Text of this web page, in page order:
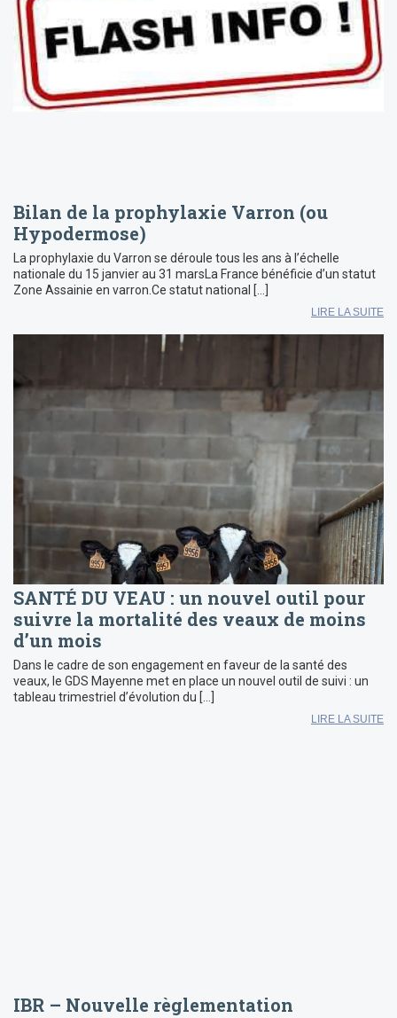
Bilan de la prophylaxie Varron (ou
Hypodermose)
La prophylaxie du Varron se déroule tous les ans à l’échelle
nationale du 15 janvier au 31 marsLa France bénéficie d’un statut
Zone Assainie en varron.Ce statut national […]
LIRE LA SUITE
SANTÉ DU VEAU : un nouvel outil pour
suivre la mortalité des veaux de moins
d’un mois
Dans le cadre de son engagement en faveur de la santé des
veaux, le GDS Mayenne met en place un nouvel outil de suivi : un
tableau trimestriel d’évolution du […]
LIRE LA SUITE
IBR – Nouvelle règlementation